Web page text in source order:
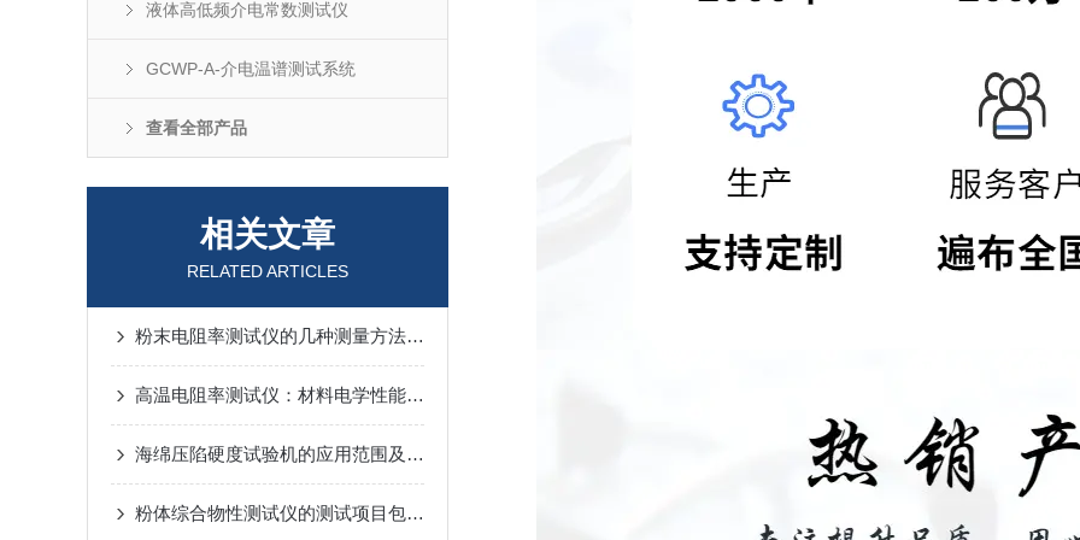
液体高低频介电常数测试仪
GCWP-A-介电温谱测试系统
查看全部产品
相关文章
RELATED ARTICLES
粉末电阻率测试仪的几种测量方法概述
高温电阻率测试仪：材料电学性能检测的核心装备
海绵压陷硬度试验机的应用范围及工作原理
粉体综合物性测试仪的测试项目包括哪些？